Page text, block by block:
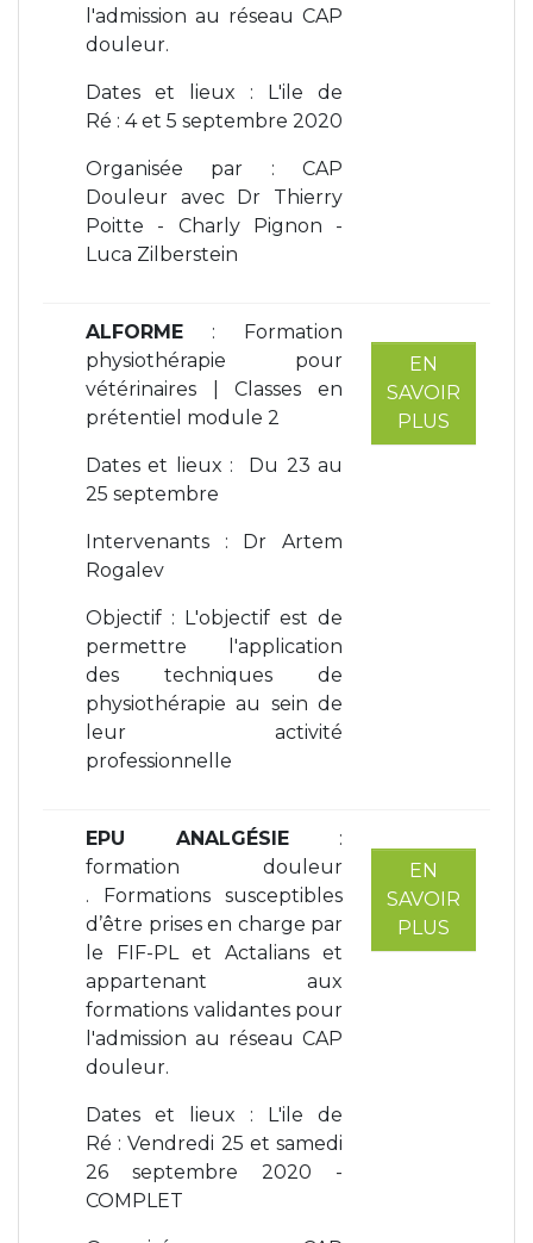
l'admission au réseau CAP
douleur.
Dates et lieux : L'ile de
Ré : 4 et 5 septembre 2020
Organisée par : CAP
Douleur avec Dr Thierry
Poitte - Charly Pignon -
Luca Zilberstein
ALFORME : Formation
physiothérapie pour
vétérinaires | Classes en
prétentiel module 2
Dates et lieux : Du 23 au
25 septembre
Intervenants : Dr Artem
Rogalev
Objectif : L'objectif est de
permettre l'application
des techniques de
physiothérapie au sein de
leur activité
professionnelle
EN
SAVOIR
PLUS
EPU ANALGÉSIE :
formation douleur
. Formations susceptibles
d’être prises en charge par
le FIF-PL et Actalians et
appartenant aux
formations validantes pour
l'admission au réseau CAP
douleur.
Dates et lieux : L'ile de
Ré : Vendredi 25 et samedi
26 septembre 2020 -
COMPLET
EN
SAVOIR
PLUS